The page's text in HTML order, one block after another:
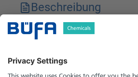
Beschreibung
Technische Merkmale
Sicherheitshinweise